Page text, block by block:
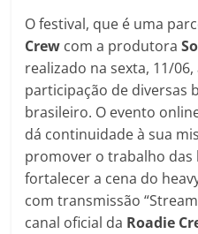
O festival, que é uma
Crew com a produtora
realizado na sexta, 11/06,
participação de diversas
brasileiro. O evento
dá continuidade à sua
promover o trabalho das
fortalecer a cena do
com transmissão
canal oficial da Roadie